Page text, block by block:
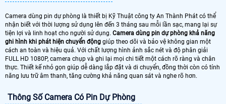
Camera dùng pin dự phòng là thiết bị Kỹ Thuật công ty An Thành Phát có thể
nhận biết với thời lượng sử dụng lên đến 3 tháng sau mỗi lần sạc, mang lại sự
tiện lợi và linh hoạt cho người sử dụng. Camera dùng pin dự phòng khả năng
ghi hình khi phát hiện chuyển động giúp theo dõi và bảo vệ không gian một
cách an toàn và hiệu quả. Với chất lượng hình ảnh sắc nét và độ phân giải
FULL HD 1080P, camera chụp và ghi lại mọi chi tiết một cách rõ ràng và chân
thực. Thiết kế nhỏ gọn giúp dễ dàng lắp đặt và di chuyển, đồng thời còn có tính
năng lưu trữ âm thanh, tăng cường khả năng quan sát và nghe rõ hơn.
Thông Số Camera Có Pin Dự Phòng